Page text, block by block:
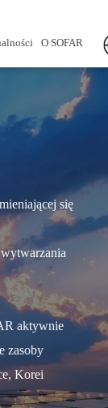
O SOFAR
się
aktywnie
zasoby
Korei